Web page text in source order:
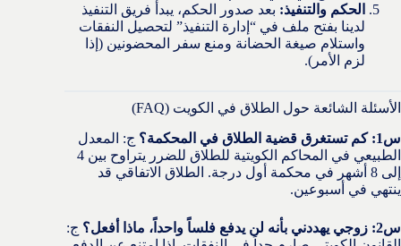
الحكم والتنفيذ: بعد صدور الحكم، يبدأ فريق التنفيذ
لدينا بفتح ملف في “إدارة التنفيذ” لتحصيل النفقات
واستلام صيغة الحضانة ومنع سفر المحضونين (إذا
لزم الأمر).
الأسئلة الشائعة حول الطلاق في الكويت (FAQ)
س1: كم تستغرق قضية الطلاق في المحكمة؟
ج: المعدل
الطبيعي في المحاكم الكويتية للطلاق للضرر يتراوح بين 4
إلى 8 أشهر في محكمة أول درجة. الطلاق الاتفاقي قد
ينتهي في أسبوعين.
س2: زوجي يهددني بأنه لن يدفع فلساً واحداً، ماذا أفعل؟
ج: